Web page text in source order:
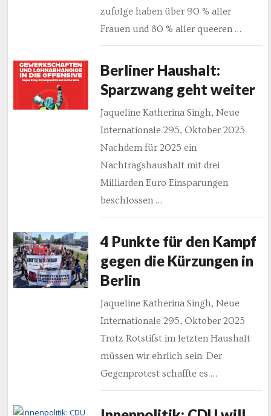
zufolge haben über 90 % aller
Frauen und 80 % aller queeren …
Berliner Haushalt:
Sparzwang geht weiter
Jaqueline Katherina Singh, Neue
Internationale 295, Oktober 2025
Nachdem für 2025 ein
Nachtragshaushalt mit drei
Milliarden Euro Einsparungen
beschlossen …
4 Punkte für den Kampf
gegen die Kürzungen in
Berlin
Jaqueline Katherina Singh, Neue
Internationale 295, Oktober 2025
Trotz Rotstifst im letzten Haushalt
müssen wir ehrlich sein: Der
Gegenprotest schaffte es …